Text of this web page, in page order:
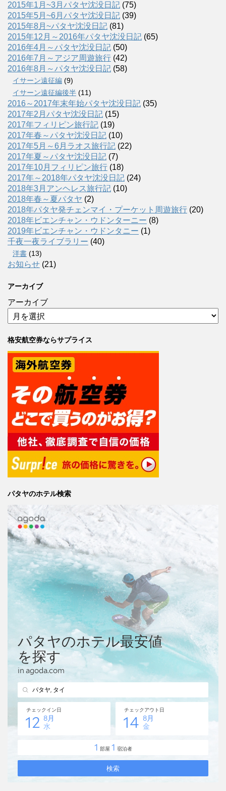
2015年1月~3月パタヤ沈没日記 (75)
2015年5月~6月パタヤ沈没日記 (39)
2015年8月~パタヤ沈没日記 (81)
2015年12月～2016年パタヤ沈没日記 (65)
2016年4月～パタヤ沈没日記 (50)
2016年7月～アジア周遊旅行 (42)
2016年8月～パタヤ沈没日記 (58)
イサーン遠征編 (9)
イサーン遠征編後半 (11)
2016～2017年末年始パタヤ沈没日記 (35)
2017年2月パタヤ沈没日記 (15)
2017年フィリピン旅行記 (19)
2017年春～パタヤ沈没日記 (10)
2017年5月～6月ラオス旅行記 (22)
2017年夏～パタヤ沈没日記 (7)
2017年10月フィリピン旅行 (18)
2017年～2018年パタヤ沈没日記 (24)
2018年3月アンヘレス旅行記 (10)
2018年春～夏パタヤ (2)
2018年パタヤ発チェンマイ・プーケット周遊旅行 (20)
2018年ビエンチャン・ウドンターニー (8)
2019年ビエンチャン・ウドンタニー (1)
千夜一夜ライブラリー (40)
洋書 (13)
お知らせ (21)
アーカイブ
アーカイブ
格安航空券ならサプライス
パタヤのホテル検索